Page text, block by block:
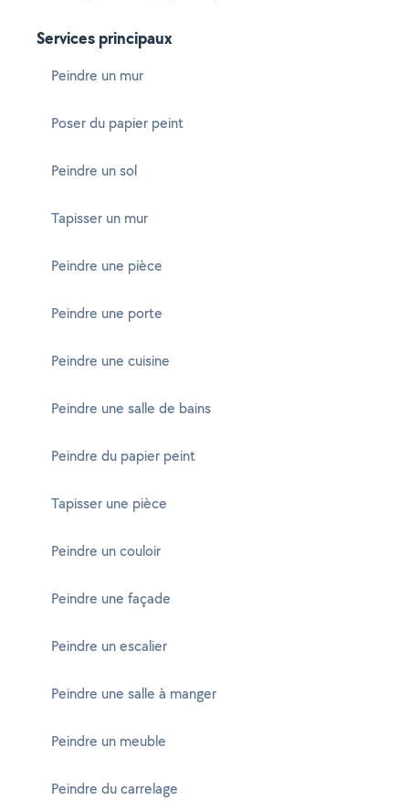
Services principaux
Peindre un mur
Poser du papier peint
Peindre un sol
Tapisser un mur
Peindre une pièce
Peindre une porte
Peindre une cuisine
Peindre une salle de bains
Peindre du papier peint
Tapisser une pièce
Peindre un couloir
Peindre une façade
Peindre un escalier
Peindre une salle à manger
Peindre un meuble
Peindre du carrelage